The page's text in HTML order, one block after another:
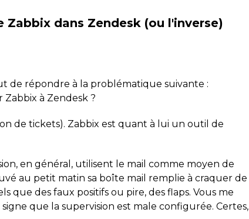
Zabbix dans Zendesk (ou l'inverse)
de répondre à la problématique suivante :
à Zendesk ?
de tickets). Zabbix est quant à lui un outil de
en général, utilisent le mail comme moyen de
au petit matin sa boîte mail remplie à craquer de
que des faux positifs ou pire, des flaps. Vous me
que la supervision est male configurée. Certes,